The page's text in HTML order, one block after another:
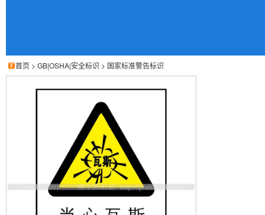
首页 > GB|OSHA|安全标识 > 国家标准警告标识
博尔杰 矿山安全标志牌